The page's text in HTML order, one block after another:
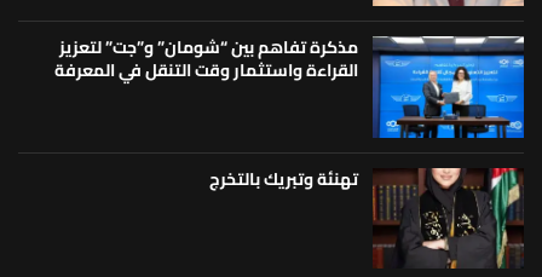
مذكرة تفاهم بين “شومان” و”جت” لتعزيز
القراءة واستثمار وقت التنقل في المعرفة
تهنئة وتبريك بالتخرج